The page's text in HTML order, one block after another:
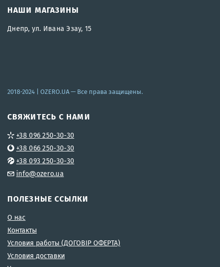
НАШИ МАГАЗИНЫ
Днепр, ул. Ивана Эзау, 15
2018-2024 | OZERO.UA— Все права защищены.
СВЯЖИТЕСЬ С НАМИ
+38 096 250-30-30
+38 066 250-30-30
+38 093 250-30-30
info@ozero.ua
ПОЛЕЗНЫЕ ССЫЛКИ
О нас
Контакты
Условия работы (ДОГОВІР ОФЕРТА)
Условия доставки